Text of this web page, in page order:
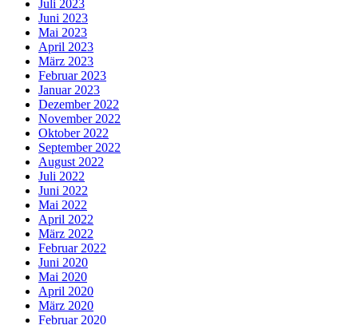
Juli 2023
Juni 2023
Mai 2023
April 2023
März 2023
Februar 2023
Januar 2023
Dezember 2022
November 2022
Oktober 2022
September 2022
August 2022
Juli 2022
Juni 2022
Mai 2022
April 2022
März 2022
Februar 2022
Juni 2020
Mai 2020
April 2020
März 2020
Februar 2020